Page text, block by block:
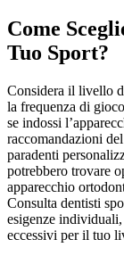
Come
Tuo Sport?
Considera il livello
la frequenza di
se indossi
raccomandazioni
paradenti
potrebbero trovare
apparecchio
Consulta dentisti
esigenze individuali,
eccessivi per il tuo